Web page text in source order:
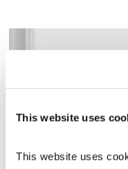
This website uses
This website uses